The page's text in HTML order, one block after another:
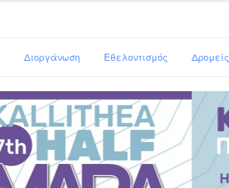
Διοργάνωση Εθελοντισμός Δρομείς